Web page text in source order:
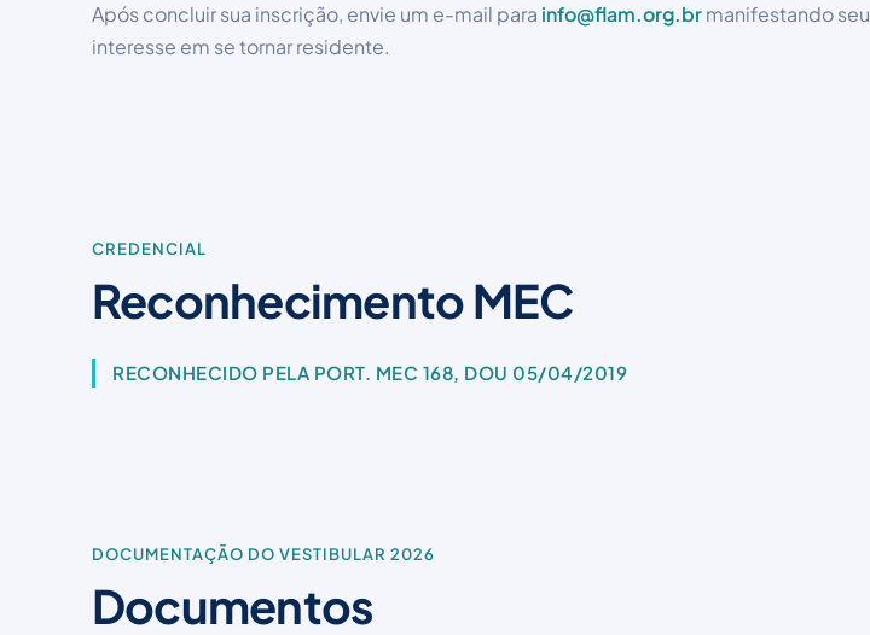
Após concluir sua inscrição, envie um e-mail para info@flam.org.brmanifestando seu
interesse em se tornar residente.
CREDENCIAL
Reconhecimento MEC
RECONHECIDO PELA PORT. MEC 168, DOU 05/04/2019
DOCUMENTAÇÃO DO VESTIBULAR 2026
Documentos